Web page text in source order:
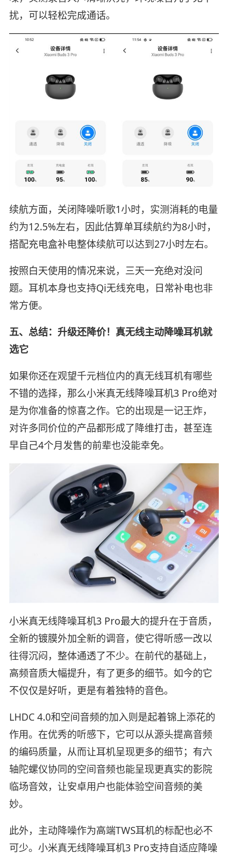
扰，可以轻松完成通话。
续航方面，关闭降噪听歌1小时，实测消耗的电量
约为12.5%左右，因此估算单耳续航约为8小时，
搭配充电盒补电整体续航可以达到27小时左右。
按照白天使用的情况来说，三天一充绝对没问
题。耳机本身也支持Qi无线充电，日常补电也非
常方便。
五、总结：升级还降价！真无线主动降噪耳机就
选它
如果你还在观望千元档位内的真无线耳机有哪些
不错的选择，那么小米真无线降噪耳机3 Pro绝对
是为你准备的惊喜之作。它的出现是一记王炸，
对许多同价位的产品都形成了降维打击，甚至连
早自己4个月发售的前辈也没能幸免。
小米真无线降噪耳机3 Pro最大的提升在于音质，
全新的镀膜外加全新的调音，使它得听感一改以
往得沉闷，整体通透了不少。在前代的基础上，
高频音质大幅提升，有了更多的细节。如今的它
不仅仅是好听，更是有着独特的音色。
LHDC 4.0和空间音频的加入则是起着锦上添花的
作用。在优秀的听感下，它可以从源头提高音频
的编码质量，从而让耳机呈现更多的细节；有六
轴陀螺仪协同的空间音频也能呈现更真实的影院
临场音效，让安卓用户也能体验空间音频的美
妙。
此外，主动降噪作为高端TWS耳机的标配也必不
可少。小米真无线降噪耳机3 Pro支持自适应降噪